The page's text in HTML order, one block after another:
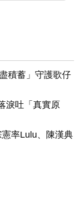
積蓄」守護歌仔
淚吐「真實原
憲率Lulu、陳漢典